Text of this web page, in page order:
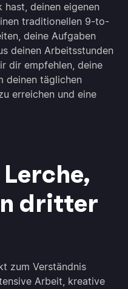
hast, deinen eigenen
traditionellen 9-to-
deine Aufgaben
deinen Arbeitsstunden
dir empfehlen, deine
deinen täglichen
erreichen und eine
dritter
zum Verständnis
Arbeit, kreative